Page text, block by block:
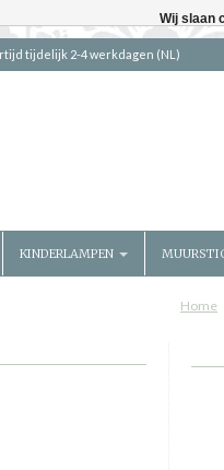
tijdelijk 2-4 werkdagen (NL)
KINDERLAMPEN
Home
Wij slaan